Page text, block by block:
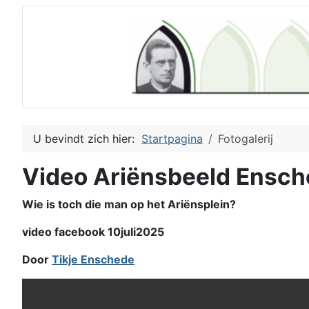
U bevindt zich hier: Startpagina Fotogalerij
Video Ariënsbeeld
Wie is toch die man op het Ariënsplein?
video facebook 10juli2025
Door Tikje Enschede